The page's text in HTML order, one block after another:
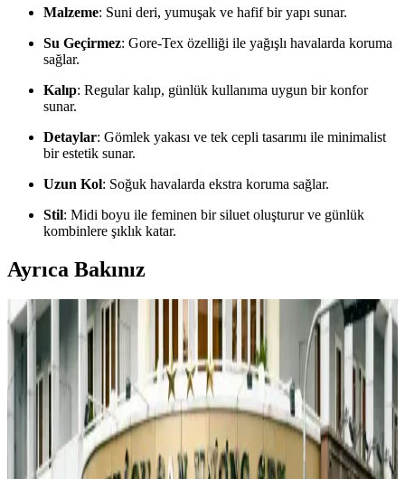
Malzeme: Suni deri, yumuşak ve hafif bir yapı sunar.
Su Geçirmez: Gore-Tex özelliği ile yağışlı havalarda koruma
sağlar.
Kalıp: Regular kalıp, günlük kullanıma uygun bir konfor
sunar.
Detaylar: Gömlek yakası ve tek cepli tasarımı ile minimalist
bir estetik sunar.
Uzun Kol: Soğuk havalarda ekstra koruma sağlar.
Stil: Midi boyu ile feminen bir siluet oluşturur ve günlük
kombinlere şıklık katar.
Ayrıca Bakınız
Kadınlar İçin Şık ve Fonksiyonel Süet Mont: Spor
ve Şık Kombinler İçin Uygun
Kadınlar için tasarlanmış şık ve fonksiyonel süet mont, rapitli kemer
detaylarıyla tarzınızı tamamlar. Spor ve şık kombinler için ideal,
sıcak tutan ve kullanışlı özellikleriyle öne çıkar.
Kadın Modasında Güncel Trendler ve Wedze
Montlarla Şıklık ve Konfor